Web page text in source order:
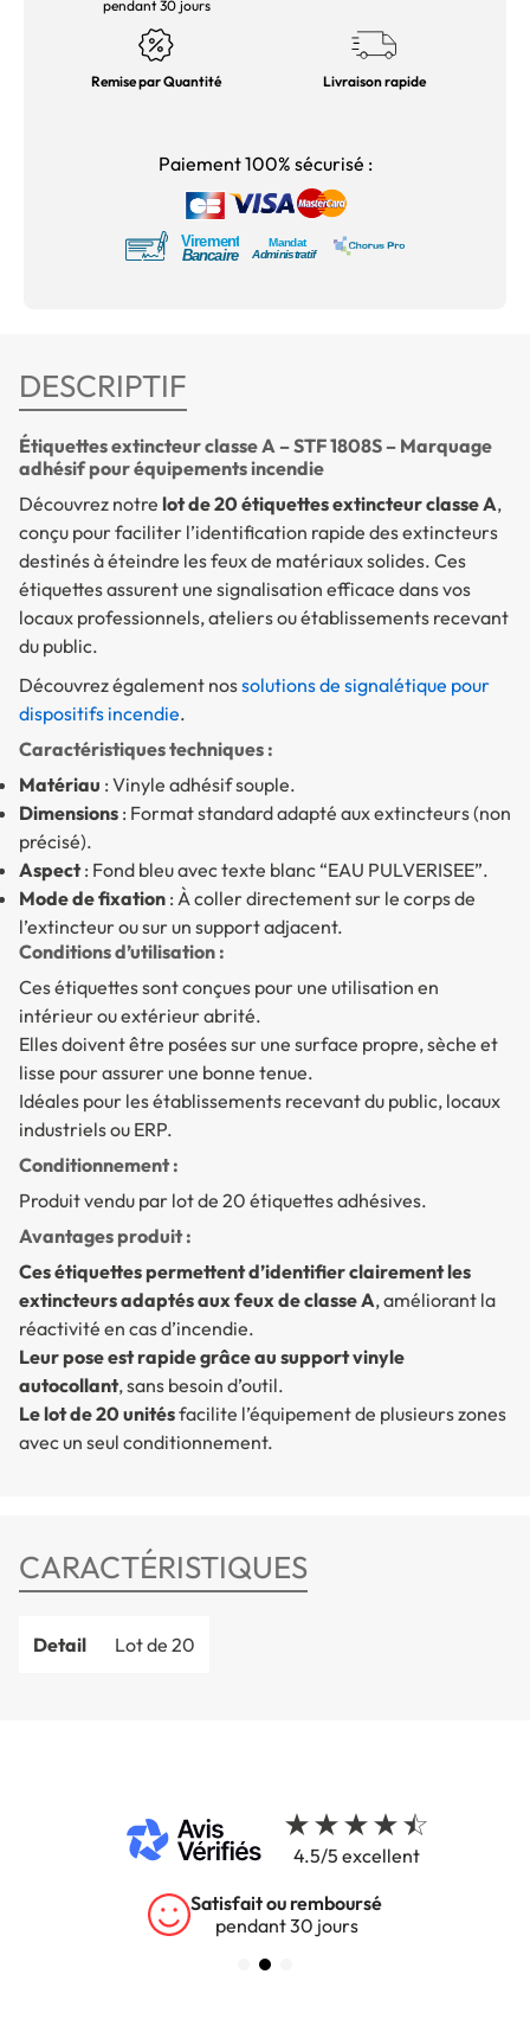
pendant 30 jours
Remise par Quantité Livraison rapide
Paiement 100% sécurisé :
DESCRIPTIF
Étiquettes extincteur classe A – STF 1808S – Marquage
adhésif pour équipements incendie
Découvrez notre lot de 20 étiquettes extincteur classe A,
conçu pour faciliter l’identification rapide des extincteurs
destinés à éteindre les feux de matériaux solides. Ces
étiquettes assurent une signalisation efficace dans vos
locaux professionnels, ateliers ou établissements recevant
du public.
Découvrez également nossolutions de signalétique pour
dispositifs incendie.
Caractéristiques techniques :
Matériau : Vinyle adhésif souple.
Dimensions : Format standard adapté aux extincteurs (non
précisé).
Aspect: Fond bleu avec texte blanc “EAU PULVERISEE”.
Mode de fixation : À coller directement sur le corps de
l’extincteur ou sur un support adjacent.
Conditions d’utilisation :
Ces étiquettes sont conçues pour une utilisation en
intérieur ou extérieur abrité.
Elles doivent être posées sur une surface propre, sèche et
lisse pour assurer une bonne tenue.
Idéales pour les établissements recevant du public, locaux
industriels ou ERP.
Conditionnement :
Produit vendu par lot de 20 étiquettes adhésives.
Avantages produit :
Ces étiquettes permettent d’identifier clairement les
extincteurs adaptés aux feux de classe A, améliorant la
réactivité en cas d’incendie.
Leur pose est rapide grâce au support vinyle
autocollant, sans besoin d’outil.
Le lot de 20 unitésfacilite l’équipement de plusieurs zones
avec un seul conditionnement.
CARACTÉRISTIQUES
Detail Lot de 20
4.5/5 excellent
Satisfait ou remboursé
pendant 30 jours